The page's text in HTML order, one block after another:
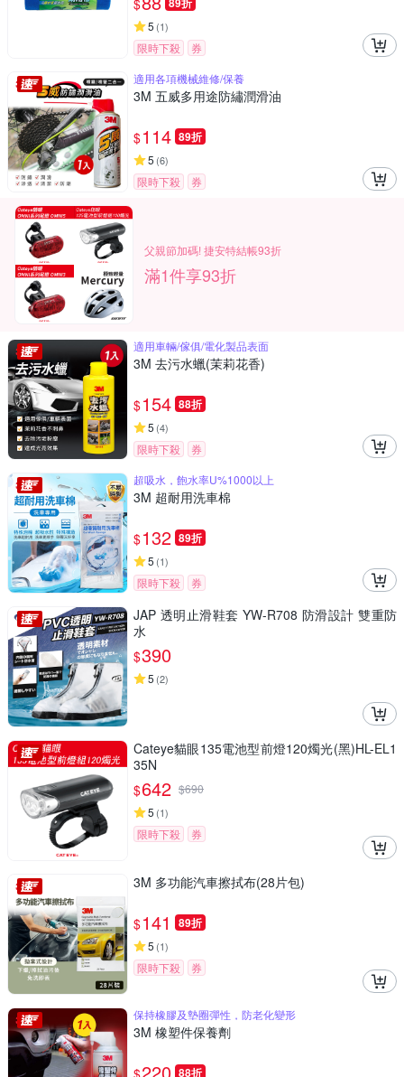
$
5 (1)
限時下殺
券
適用各項機械維修/保養
3M 五威多用途防繡潤滑油
$114 89折
5 (6)
限時下殺 券
父親節加碼! 捷安特結帳93折
滿1件享93折
適用車輛/傢俱/電化製品表面
3M 去污水蠟(茉莉花香)
$154 88折
5 (4)
限時下殺
券
超吸水，飽水率U%1000以上
3M 超耐用洗車棉
$132 89折
5 (1)
限時下殺 券
JAP 透明止滑鞋套 YW-R708 防滑設計 雙重防
水
$390
5 (2)
Cateye貓眼135電池型前燈120燭光(黑)HL-EL1
35N
$642 $690
5 (1)
限時下殺 券
3M 多功能汽車擦拭布(28片包)
$141 89折
5 (1)
限時下殺 券
保持橡膠及墊圈彈性，防老化變形
3M 橡塑件保養劑
88折